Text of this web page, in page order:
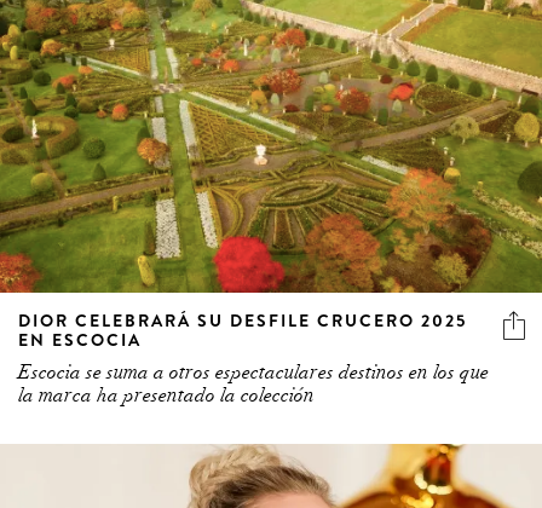
DIOR CELEBRARÁ SU DESFILE CRUCERO 2025
EN ESCOCIA
Escocia se suma a otros espectaculares destinos en los que
la marca ha presentado la colección